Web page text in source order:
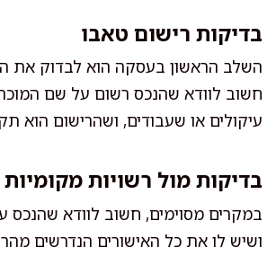
בדיקות רישום טאבו
השלב הראשון בעסקה הוא לבדוק את
חשוב לוודא שהנכס רשום על שם
עיקולים או שעבודים, ושהרישום הוא
בדיקות מול רשויות מקומיות
במקרים מסוימים, חשוב לוודא שהנכס
ושיש לו את כל האישורים הנדרשים